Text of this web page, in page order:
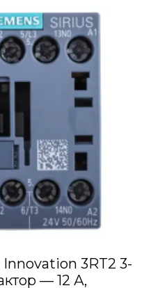
3RT2 3-
— 12 А,